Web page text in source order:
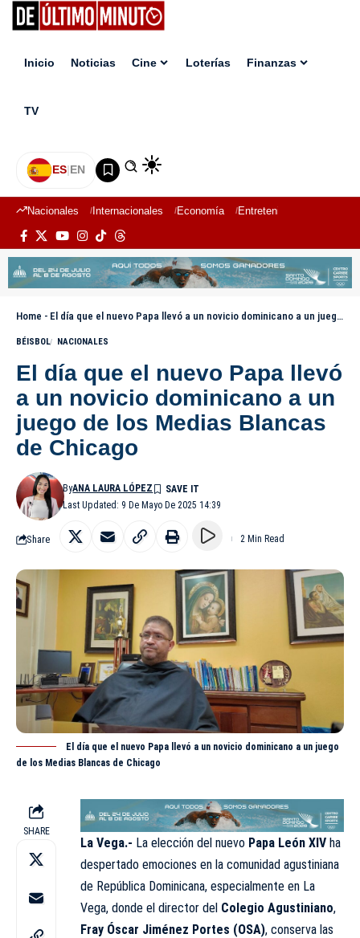
Inicio Noticias Cine Loterías Finanzas
TV
ES|EN
Nacionales Internacionales Economía Entretenimiento
Home - El día que el nuevo Papa llevó a un novicio dominicano a un juego de los Medias Blancas de Chicago
BÉISBOL NACIONALES
El día que el nuevo Papa llevó
a un novicio dominicano a un
juego de los Medias Blancas
de Chicago
Last Updated: 9 De Mayo De 2025 14:39
ByANA LAURA LÓPEZ
Share 2 Min Read
El día que el nuevo Papa llevó a un novicio dominicano a un juego
de los Medias Blancas de Chicago
SHARE
La Vega.- La elección del nuevo Papa León XIV ha
despertado emociones en la comunidad agustiniana
de República Dominicana, especialmente en La
Vega, donde el director del Colegio Agustiniano,
Fray Óscar Jiménez Portes (OSA), conserva las